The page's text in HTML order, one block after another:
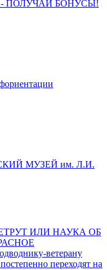
ПОЛУЧАЙ БОНУСЫ!
МУЗЕЙ им. Л.И.
ИЛИ НАУКА ОБ
ветерану
переходят на